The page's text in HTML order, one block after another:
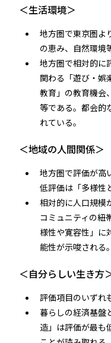
＜生活環境＞
地方圏で東京圏よ
の恵み、自然環境
地方圏で相対的に
関わる「遊び・娯
教育」の教育機会
等である。都会的
れている。
＜地域の人間関係＞
地方圏で評価が高
低評価は「多様性
相対的に人口規模
コミュニティの紐
様性や寛容性」に
能性が示唆される。
＜自分らしい生き方
評価項目のいずれ
暮らしの経済基盤
造」は評価が最も